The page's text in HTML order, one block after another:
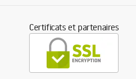
Certificats et partenaires